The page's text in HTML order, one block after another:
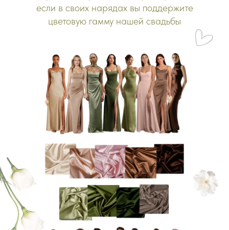
если в своих нарядах вы поддержите
цветовую гамму нашей свадьбы